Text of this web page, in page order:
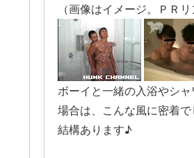
（画像はイメージ。ＰＲリ
ボーイと一緒の入浴やシ
場合は、こんな風に密着
結構あります♪